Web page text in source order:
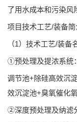
了用水成本和污染风
项目技术工艺/装备简
（1）技术工艺/装备
①预处理及提浓系统：
调节池+除硅高效沉
效沉淀池+臭氧催化
②深度预处理及纳滤